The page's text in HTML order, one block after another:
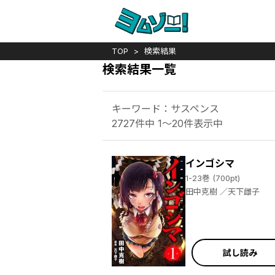
TOP 検索結果
検索結果一覧
キーワード：サスペンス
2727件中 1～20件表示中
インゴシマ
1-23巻 (700pt)
田中克樹 ／天下雌子
試し読み